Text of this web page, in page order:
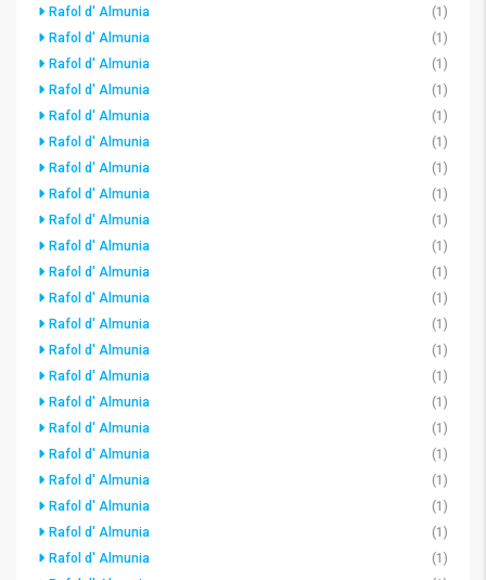
Rafol d' Almunia
(1)
Rafol d' Almunia
(1)
Rafol d' Almunia
(1)
Rafol d' Almunia
(1)
Rafol d' Almunia
(1)
Rafol d' Almunia
(1)
Rafol d' Almunia
(1)
Rafol d' Almunia
(1)
Rafol d' Almunia
(1)
Rafol d' Almunia
(1)
Rafol d' Almunia
(1)
Rafol d' Almunia
(1)
Rafol d' Almunia
(1)
Rafol d' Almunia
(1)
Rafol d' Almunia
(1)
Rafol d' Almunia
(1)
Rafol d' Almunia
(1)
Rafol d' Almunia
(1)
Rafol d' Almunia
(1)
Rafol d' Almunia
(1)
Rafol d' Almunia
(1)
Rafol d' Almunia
(1)